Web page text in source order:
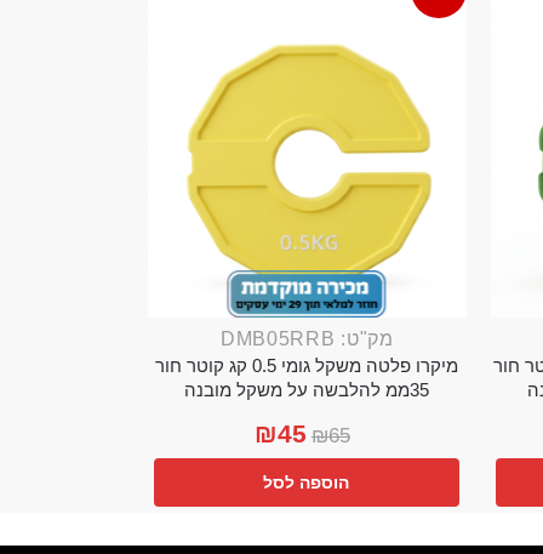
0.25 קג קוטר חור
מק"ט: DMB05RRB
מיקרו פלטה משקל גומי 0.5 קג קוטר חור
35ממ להלבשה על משקל מובנה
₪65
₪45
הוספה לסל